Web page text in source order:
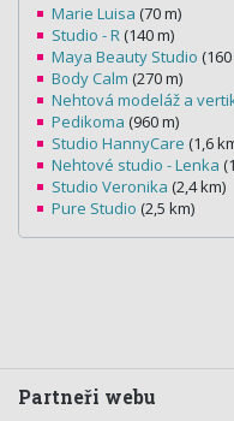
Marie Luisa (70 m)
Studio - R (140 m)
Maya Beauty Studio
Body Calm (270 m)
Nehtová modeláž a
Pedikoma (960 m)
Studio HannyCare (1,6
Nehtové studio - Lenka
Studio Veronika (2,4 km)
Pure Studio (2,5 km)
Partneři webu